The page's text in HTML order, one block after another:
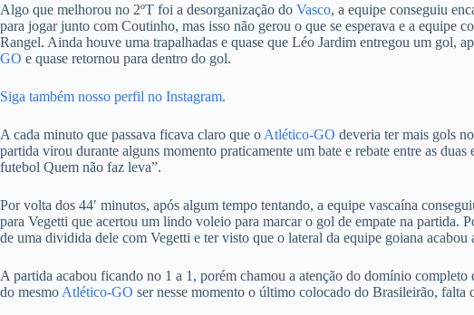
Algo que melhorou no 2ºT foi a desorganização do Vasco, a equipe conseguiu
para jogar junto com Coutinho, mas isso não gerou o que se esperava e a
Rangel. Ainda houve uma trapalhadas e quase que Léo Jardim entregou um gol,
GO e quase retornou para dentro do gol.
Siga também nosso perfil no Instagram.
A cada minuto que passava ficava claro que o Atlético-GO deveria ter mais gols
partida virou durante alguns momento praticamente um bate e rebate entre as
futebol Quem não faz leva”.
Por volta dos 44′ minutos, após algum tempo tentando, a equipe vascaína
para Vegetti que acertou um lindo voleio para marcar o gol de empate na partida.
de uma dividida dele com Vegetti e ter visto que o lateral da equipe goiana acabou
A partida acabou ficando no 1 a 1, porém chamou a atenção do domínio completo
do mesmo Atlético-GO ser nesse momento o último colocado do Brasileirão,